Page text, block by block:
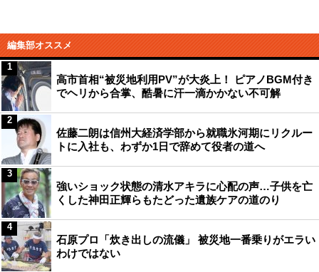
編集部オススメ
高市首相“被災地利用PV”が大炎上！ ピアノBGM付き
でヘリから合掌、酷暑に汗一滴かかない不可解
1
佐藤二朗は信州大経済学部から就職氷河期にリクルー
トに入社も、わずか1日で辞めて役者の道へ
2
強いショック状態の清水アキラに心配の声…子供を亡
くした神田正輝らもたどった遺族ケアの道のり
3
石原プロ「炊き出しの流儀」 被災地一番乗りがエラい
わけではない
4